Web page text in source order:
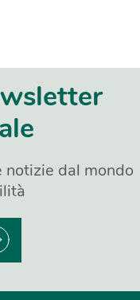
notizie dal mondo